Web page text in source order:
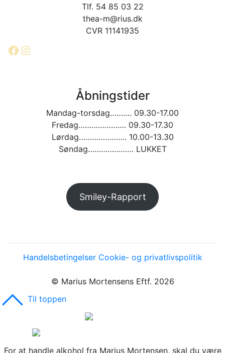
Tlf. 54 85 03 22
thea-m@rius.dk
CVR 11141935
Facebook
Instagram
Åbningstider
Mandag-torsdag………. 09.30-17.00
Fredag…………………. 09.30-17.30
Lørdag…………………. 10.00-13.30
Søndag………………… LUKKET
Smiley-Rapport
Handelsbetingelser Cookie- og privatlivspolitik
© Marius Mortensens Eftf. 2026
Til toppen
For at handle alkohol fra Marius Mortensen, skal du være